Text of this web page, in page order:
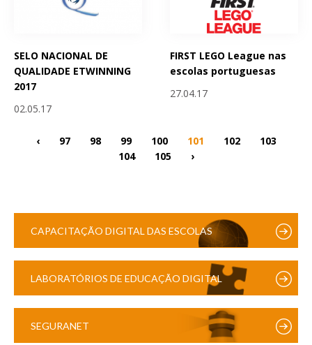
SELO NACIONAL DE
QUALIDADE ETWINNING
2017
02.05.17
FIRST LEGO League nas
escolas portuguesas
27.04.17
‹ 97 98 99 100 101 102
103
104
105 ›
CAPACITAÇÃO DIGITAL DAS ESCOLAS
LABORATÓRIOS DE EDUCAÇÃO DIGITAL
SEGURANET